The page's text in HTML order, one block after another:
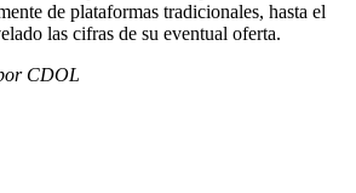
de plataformas tradicionales, hasta el
las cifras de su eventual oferta.
CDOL